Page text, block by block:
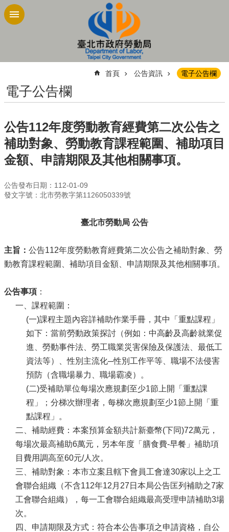
跳到主要內容區塊
首頁 公告資訊 電子公告欄
電子公告欄
公告112年度勞動教育經費第二次公告之
補助對象、勞動教育課程範圍、補助項目
金額、申請期限及其他相關事項。
公告發布日期：112-01-09
發文字號：北市勞教字第1126050339號
臺北市勞動局 公告
主旨： 公告112年度勞動教育經費第二次公告之補助對象、勞
動教育課程範圍、補助項目金額、申請期限及其他相關事項。
公告事項 ：
一、課程範圍：
(一)課程主題內容詳補助作業手冊，其中「重點課程」
如下：當前勞動政策探討（例如：中高齡及高齡就業促
進、勞動事件法、勞工職業災害保險及保護法、最低工
資法等）、性別主流化─性別工作平等、職場不法侵害
預防（含職場暴力、職場霸凌）。
(二)受補助單位每場次應規劃至少1節上開「重點課
程」；分梯次辦理者，每梯次應規劃至少1節上開「重
點課程」。
二、補助經費：本案預算金額共計新臺幣(下同)72萬元，
每場次最高補助6萬元，另本年度「膳食費-早餐」補助項
目費用調高至60元/人次。
三、補助對象：本市立案且轄下會員工會達30家以上之工
會聯合組織（不含112年12月27日本局公告匡列補助之7家
工會聯合組織），每一工會聯合組織最高受理申請補助3場
次。
四、申請期限及方式：符合本公告事項之申請資格，自公